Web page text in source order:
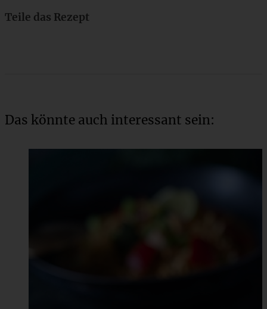
Teile das Rezept
Das könnte auch interessant sein: